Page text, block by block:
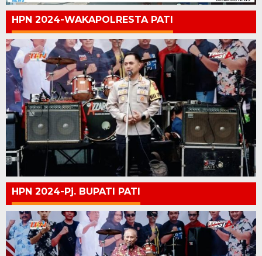
HPN 2024-WAKAPOLRESTA PATI
HPN 2024-Pj. BUPATI PATI